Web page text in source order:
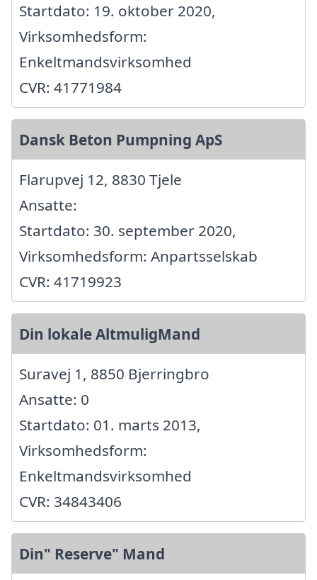
Startdato: 19. oktober 2020,
Virksomhedsform:
Enkeltmandsvirksomhed
CVR: 41771984
Dansk Beton Pumpning ApS
Flarupvej 12, 8830 Tjele
Ansatte:
Startdato: 30. september 2020,
Virksomhedsform: Anpartsselskab
CVR: 41719923
Din lokale AltmuligMand
Suravej 1, 8850 Bjerringbro
Ansatte: 0
Startdato: 01. marts 2013,
Virksomhedsform:
Enkeltmandsvirksomhed
CVR: 34843406
Din" Reserve" Mand